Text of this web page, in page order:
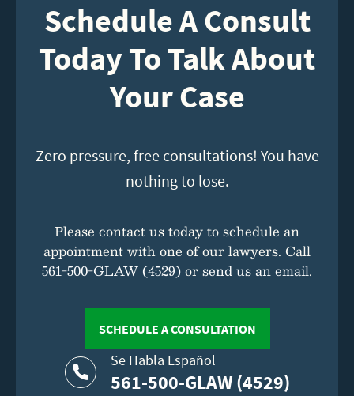
Schedule A Consult
Today To Talk About
Your Case
Zero pressure, free consultations! You have
nothing to lose.
Please contact us today to schedule an
appointment with one of our lawyers. Call
561-500-GLAW (4529)orsend us an email.
SCHEDULE A CONSULTATION
Se Habla Español
561-500-GLAW (4529)